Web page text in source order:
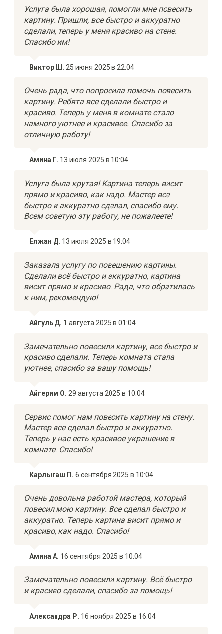
Услуга была хорошая, помогли мне повесить
картину. Пришли, все быстро и аккуратно
сделали, теперь у меня красиво на стене.
Спасибо им!
Виктор Ш. 25 июня 2025 в 22:04
Очень рада, что попросила помочь повесить
картину. Ребята все сделали быстро и
красиво. Теперь у меня в комнате стало
намного уютнее и красивее. Спасибо за
отличную работу!
Амина Г. 13 июля 2025 в 10:04
Услуга была крутая! Картина теперь висит
прямо и красиво, как надо. Мастер все
быстро и аккуратно сделал, спасибо ему.
Всем советую эту работу, не пожалеете!
Елжан Д. 13 июля 2025 в 19:04
Заказала услугу по повешению картины.
Сделали всё быстро и аккуратно, картина
висит прямо и красиво. Рада, что обратилась
к ним, рекомендую!
Айгуль Д. 1 августа 2025 в 01:04
Замечательно повесили картину, все быстро и
красиво сделали. Теперь комната стала
уютнее, спасибо за вашу помощь!
Айгерим О. 29 августа 2025 в 10:04
Сервис помог нам повесить картину на стену.
Мастер все сделал быстро и аккуратно.
Теперь у нас есть красивое украшение в
комнате. Спасибо!
Карлыгаш П. 6 сентября 2025 в 10:04
Очень довольна работой мастера, который
повесил мою картину. Все сделал быстро и
аккуратно. Теперь картина висит прямо и
красиво, как надо. Спасибо!
Амина А. 16 сентября 2025 в 10:04
Замечательно повесили картину. Всё быстро
и красиво сделали, спасибо за помощь!
Александра Р. 16 ноября 2025 в 16:04